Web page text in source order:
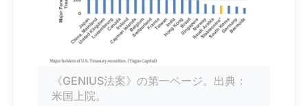
《GENIUS法案》の第一ページ。出典：
米国上院。